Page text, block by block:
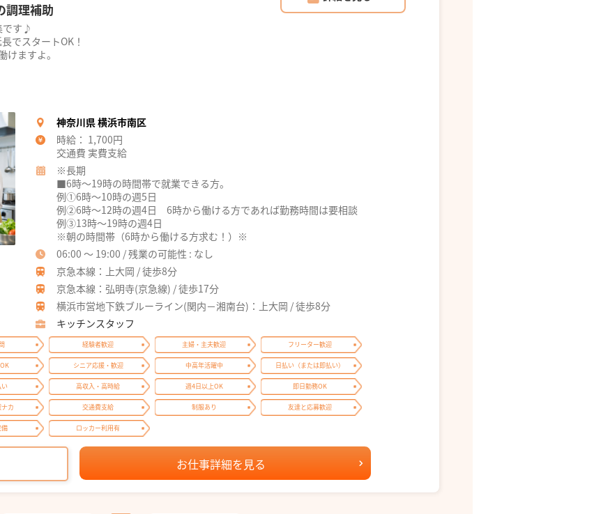
調理補助
です♪
でスタートOK！
ますよ。
神奈川県 横浜市南区
時給： 1,700円
交通費 実費支給
※長期
■6時～19時の時間帯で就業できる方。
例①6時～10時の週5日
例②6時～12時の週4日 6時から働ける方であれば勤務時間は要相談
例③13時～19時の週4日
※朝の時間帯（6時から働ける方求む！）※
06:00 ～ 19:00 / 残業の可能性 : なし
京急本線：上大岡 / 徒歩8分
京急本線：弘明寺(京急線) / 徒歩17分
横浜市営地下鉄ブルーライン(関内－湘南台)：上大岡 / 徒歩8分
キッチンスタッフ
経験者歓迎 主婦・主夫歓迎 フリーター歓迎
シニア応援・歓迎 中高年活躍中 日払い（または即払い）
高収入・高時給 週4日以上OK 即日勤務OK
カ 交通費支給 制服あり 友達と応募歓迎
備 ロッカー利用有
お仕事詳細を見る